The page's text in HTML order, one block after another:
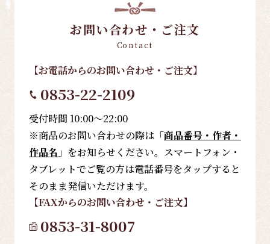
お問い合わせ・ご注文
Contact
【お電話からのお問い合わせ・ご注文】
0853-22-2109
受付時間 10:00～22:00
※商品のお問い合わせの際は「商品番号・作者・
作品名 」をお知らせください。スマートフォン・
タブレットでご覧の方は電話番号をタップすると
そのまま発信いただけます。
【FAXからのお問い合わせ・ご注文】
0853-31-8007